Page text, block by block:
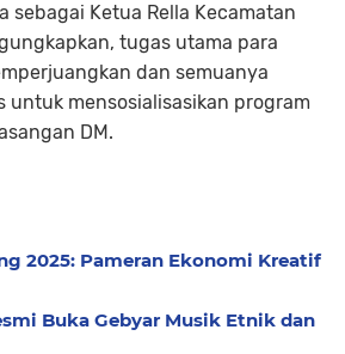
sebagai Ketua Rella Kecamatan
tugas utama para
dan semuanya
untuk mensosialisasikan program
DM.
2025: Pameran Ekonomi Kreatif
Buka Gebyar Musik Etnik dan